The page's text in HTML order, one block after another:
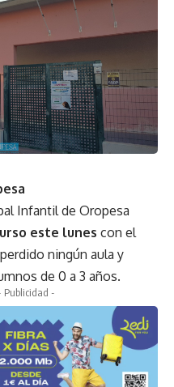
Infantil de Oropesa
este lunes con el
ningún aula y
de 0 a 3 años.
Publicidad -